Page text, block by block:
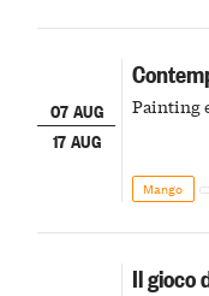
07 AUG
17 AUG
Painting
Mango
Il gioco